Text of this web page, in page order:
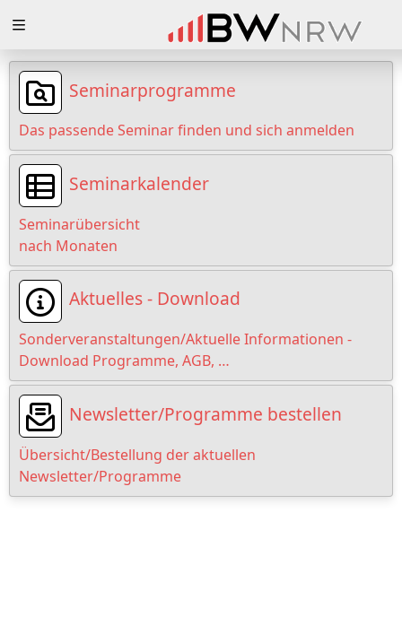
Loading
Loading
Loading
Loading
Loading
Loading
Seminarprogramme
Das passende Seminar finden und sich anmelden
Seminarkalender
Seminarübersicht
nach Monaten
Aktuelles - Download
Sonderveranstaltungen/Aktuelle Informationen -
Download Programme, AGB, …
Newsletter/Programme bestellen
Übersicht/Bestellung der aktuellen
Newsletter/Programme